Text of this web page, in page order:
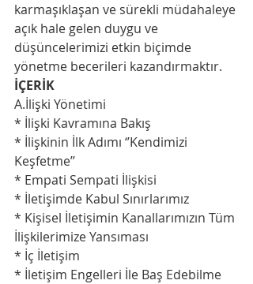
karmaşıklaşan ve sürekli müdahaleye
açık hale gelen duygu ve
düşüncelerimizi etkin biçimde
yönetme becerileri kazandırmaktır.
İÇERİK
A.İlişki Yönetimi
* İlişki Kavramına Bakış
* İlişkinin İlk Adımı ‘’Kendimizi
Keşfetme’’
* Empati Sempati İlişkisi
* İletişimde Kabul Sınırlarımız
* Kişisel İletişimin Kanallarımızın Tüm
İlişkilerimize Yansıması
* İç İletişim
* İletişim Engelleri İle Baş Edebilme